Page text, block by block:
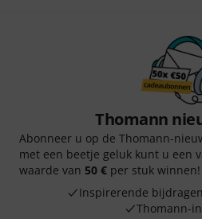
Thomann
Abonneer u op de Thomann-
met een beetje geluk kunt u een
waarde van 50 € per stuk winnen!
Inspirerende bijdragen
Thomann-